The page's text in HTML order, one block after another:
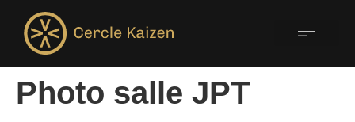
Photo salle JPT